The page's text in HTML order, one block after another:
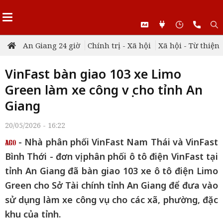
An Giang 24 giờ Chính trị - Xã hội Xã hội - Từ thiện
VinFast bàn giao 103 xe Limo
Green làm xe công vụ cho tỉnh An
Giang
20/05/2026 - 16:22
- Nhà phân phối VinFast Nam Thái và VinFast
Bình Thới - đơn vị phân phối ô tô điện VinFast tại
tỉnh An Giang đã bàn giao 103 xe ô tô điện Limo
Green cho Sở Tài chính tỉnh An Giang để đưa vào
sử dụng làm xe công vụ cho các xã, phường, đặc
khu của tỉnh.